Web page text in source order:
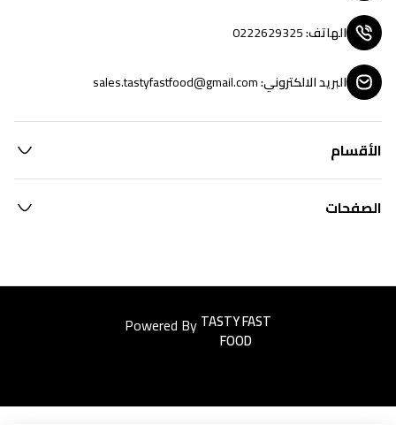
الهاتف:
0222629325
البريد الالكتروني:
sales.tastyfastfood@gmail.com
الأقسام
الصفحات
Powered ByEasyorders